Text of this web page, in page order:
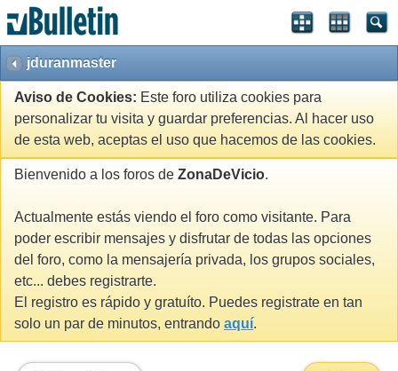
jduranmaster
Aviso de Cookies: Este foro utiliza cookies para
personalizar tu visita y guardar preferencias. Al hacer uso
de esta web, aceptas el uso que hacemos de las cookies.
Bienvenido a los foros de ZonaDeVicio.
Actualmente estás viendo el foro como visitante. Para
poder escribir mensajes y disfrutar de todas las opciones
del foro, como la mensajería privada, los grupos sociales,
etc... debes registrarte.
El registro es rápido y gratuíto. Puedes registrate en tan
solo un par de minutos, entrando aquí.